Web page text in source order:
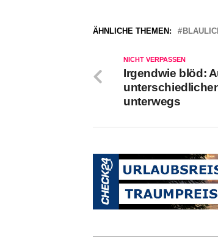
ÄHNLICHE THEMEN:
NICHT VERPASSEN
Irgendwie blöd:
unterwegs